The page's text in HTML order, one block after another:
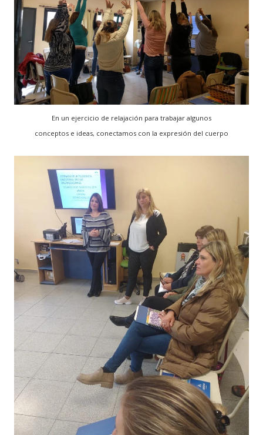
En un ejercicio de relajación para trabajar algunos
conceptos e ideas, conectamos con la expresión del cuerpo